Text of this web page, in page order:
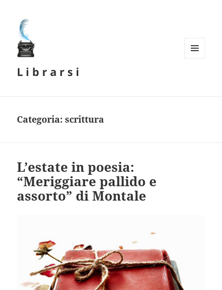
L i b r a r s i
Categoria:scrittura
L’estate in poesia:
“Meriggiare pallido e
assorto” di Montale